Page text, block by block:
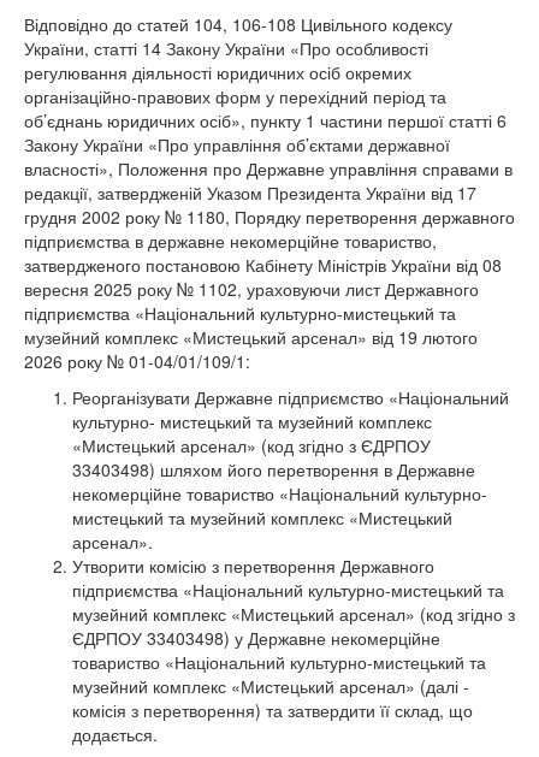
Відповідно до статей 104, 106-108 Цивільного кодексу
України, статті 14 Закону України «Про особливості
регулювання діяльності юридичних осіб окремих
організаційно-правових форм у перехідний період та
об’єднань юридичних осіб», пункту 1 частини першої статті 6
Закону України «Про управління об’єктами державної
власності», Положення про Державне управління справами в
редакції, затвердженій Указом Президента України від 17
грудня 2002 року № 1180, Порядку перетворення державного
підприємства в державне некомерційне товариство,
затвердженого постановою Кабінету Міністрів України від 08
вересня 2025 року № 1102, ураховуючи лист Державного
підприємства «Національний культурно-мистецький та
музейний комплекс «Мистецький арсенал» від 19 лютого
2026 року № 01-04/01/109/1:
Реорганізувати Державне підприємство «Національний
культурно- мистецький та музейний комплекс
«Мистецький арсенал» (код згідно з ЄДРПОУ
33403498) шляхом його перетворення в Державне
некомерційне товариство «Національний культурно-
мистецький та музейний комплекс «Мистецький
арсенал».
Утворити комісію з перетворення Державного
підприємства «Національний культурно-мистецький та
музейний комплекс «Мистецький арсенал» (код згідно з
ЄДРПОУ 33403498) у Державне некомерційне
товариство «Національний культурно-мистецький та
музейний комплекс «Мистецький арсенал» (далі -
комісія з перетворення) та затвердити її склад, що
додається.